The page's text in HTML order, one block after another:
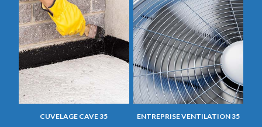
CUVELAGE CAVE 35 ENTREPRISE VENTILATION 35